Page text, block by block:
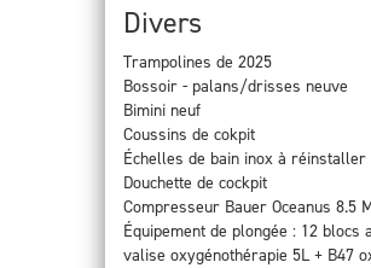
Divers
Trampolines de 2025
Bossoir - palans/drisses neuve
Bimini neuf
Coussins de cokpit
Échelles de bain inox à réinstaller
Douchette de cockpit
Compresseur Bauer Oceanus 8.5
Équipement de plongée : 12
valise oxygénothérapie 5L + B47